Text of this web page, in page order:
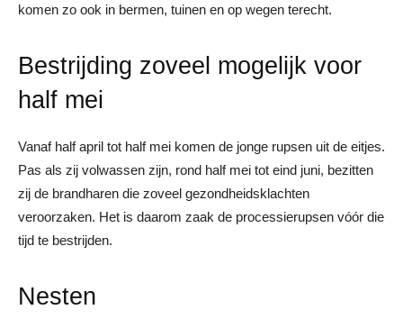
komen zo ook in bermen, tuinen en op wegen terecht.
Bestrijding zoveel mogelijk voor
half mei
Vanaf half april tot half mei komen de jonge rupsen uit de eitjes.
Pas als zij volwassen zijn, rond half mei tot eind juni, bezitten
zij de brandharen die zoveel gezondheidsklachten
veroorzaken. Het is daarom zaak de processierupsen vóór die
tijd te bestrijden.
Nesten